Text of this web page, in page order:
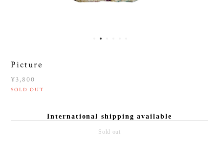
Picture
¥3,800
SOLD OUT
International shipping available
Sold out